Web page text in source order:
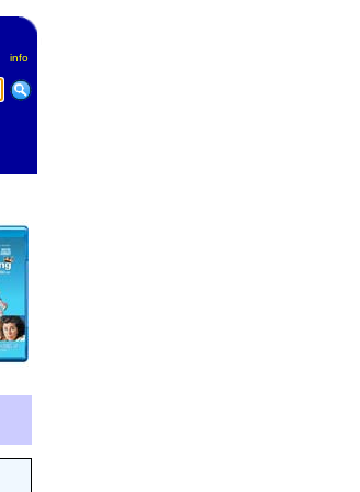
info